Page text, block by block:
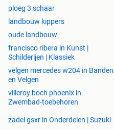
ploeg 3 schaar
landbouw kippers
oude landbouw
francisco ribera in Kunst |
Schilderijen | Klassiek
velgen mercedes w204 in Banden
en Velgen
villeroy boch phoenix in
Zwembad-toebehoren
zadel gsxr in Onderdelen | Suzuki